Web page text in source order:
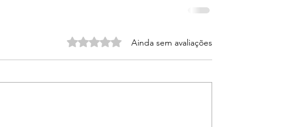
Avaliado com 0 de 5 estrelas.
Ainda sem avaliações